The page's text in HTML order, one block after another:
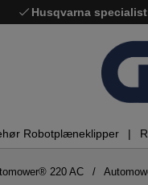
Husqvarna specialist
Robotplæneklipper
220 AC